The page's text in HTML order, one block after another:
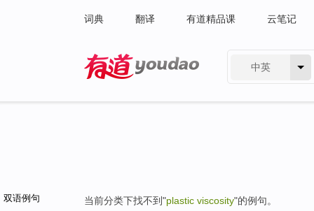
词典 翻译 有道精品课 云笔记
中英
双语例句 当前分类下找不到"plastic viscosity"的例句。